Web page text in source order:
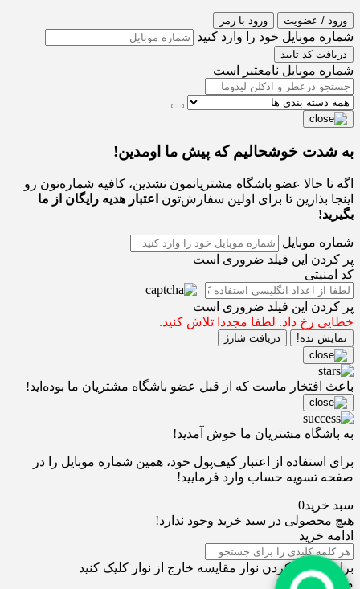
ورود / عضویت ورود با رمز
شماره موبایل خود را وارد کنید
دریافت کد تایید
شماره موبایل نامعتبر است
به شدت خوشحالیم که پیش ما اومدین!
اگه تا حالا عضو باشگاه مشتریانمون نشدین، کافیه شماره‌تون رو
اینجا بذارین تا برای اولین سفارش‌تون اعتبار هدیه رایگان از ما
بگیرید!
شماره موبایل
پر کردن این فیلد ضروری است
کد امنیتی
پر کردن این فیلد ضروری است
خطایی رخ داد. لطفا مجددا تلاش کنید.
نمایش نده! دریافت شارژ
باعث افتخار ماست که از قبل عضو باشگاه مشتریان ما بوده‌اید!
به باشگاه مشتریان ما خوش آمدید!
برای استفاده از اعتبار کیف‌پول خود، همین شماره موبایل را در
صفحه تسویه حساب وارد فرمایید!
سبد خرید0
هیچ محصولی در سبد خرید وجود ندارد!
ادامه خرید
برای مخفی کردن نوار مقایسه خارج از نوار کلیک کنید
مقایسه